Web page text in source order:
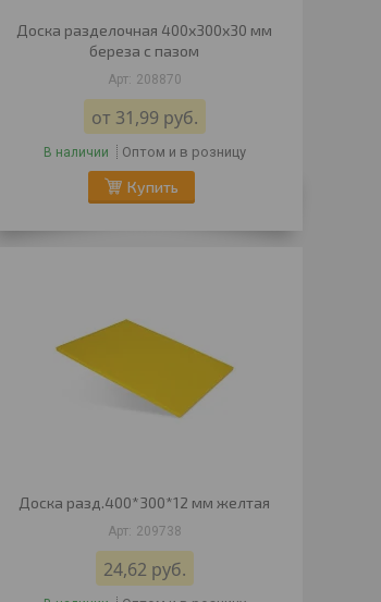
Доска разделочная 400х300х30 мм
береза с пазом
208870
от 31,99 руб.
В наличии Оптом и в розницу
Купить
Доска разд.400*300*12 мм желтая
209738
24,62 руб.